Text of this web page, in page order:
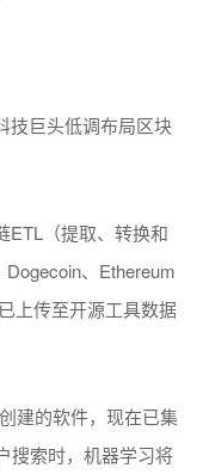
技巨头低调布局区块
ETL（提取、转换和
、Ethereum
上传至开源工具数据
建的软件，现在已集
搜索时，机器学习将